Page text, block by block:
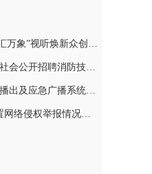
关于开展“看见生活·智汇万象”视听焕新众创计划暨“AI遇见非遗”年度主题创作实践活动的通知
新邵县消防救援局面向社会公开招聘消防技术服务队人员的公告
新邵县融媒体中心电视播出及应急广播系统二级等保测评项目询价采购公告
关于2026年7月受理处置网络侵权举报情况的公示